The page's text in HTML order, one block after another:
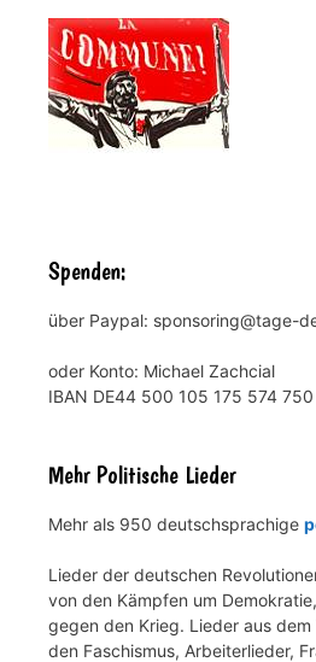
Spenden:
über Paypal: sponsoring@tage-
oder Konto: Michael Zachcial
IBAN DE44 500 105 175 574
Mehr Politische Lieder
Mehr als 950 deutschsprachige
Lieder der deutschen
von den Kämpfen um
gegen den Krieg. Lieder aus
den Faschismus, Arbeiterlieder,